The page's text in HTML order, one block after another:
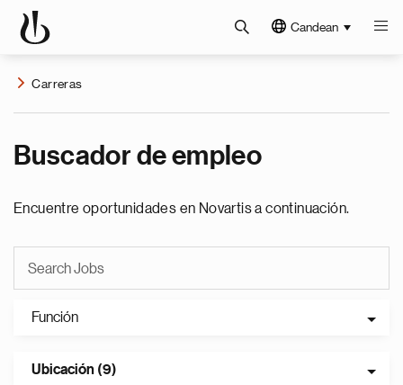
Candean
Carreras
Buscador de empleo
Encuentre oportunidades en Novartis a continuación.
Función
Ubicación (9)